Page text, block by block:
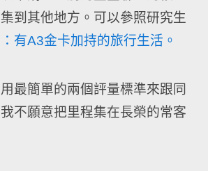
到其他地方。可以參照研究生
有A3金卡加持的旅行生活。
最簡單的兩個評量標準來跟同
不願意把里程集在長榮的常客